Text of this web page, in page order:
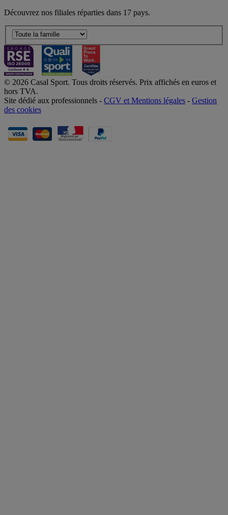
Découvrez nos filiales réparties dans 17 pays.
© 2026 Casal Sport. Tous droits réservés. Prix affichés en euros et
hors TVA.
Site dédié aux professionnels - CGV et Mentions légales - Gestion
des cookies